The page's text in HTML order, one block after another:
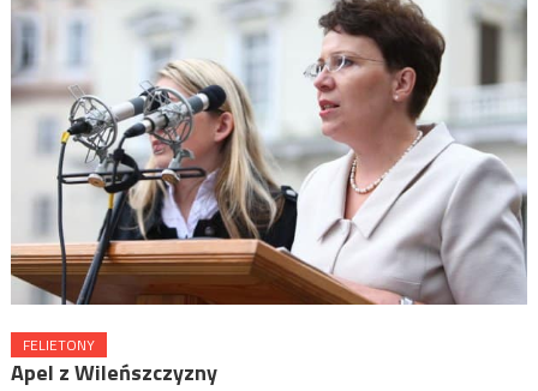
FELIETONY
Apel z Wileńszczyzny